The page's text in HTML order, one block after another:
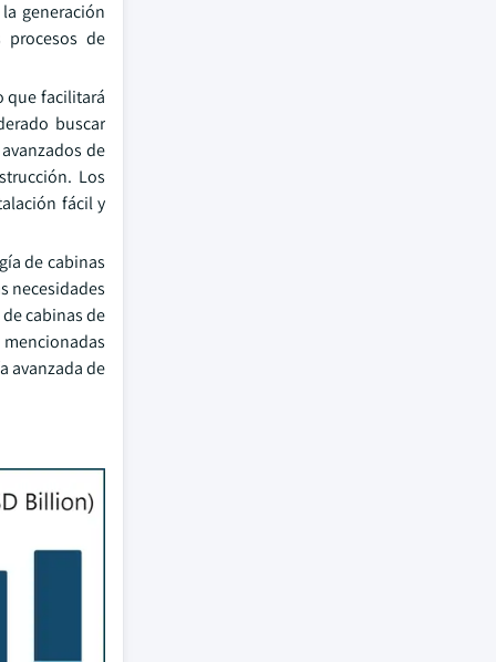
generación
procesos de
que facilitará
buscar
de
Los
fácil y
de cabinas
necesidades
cabinas de
avanzada de